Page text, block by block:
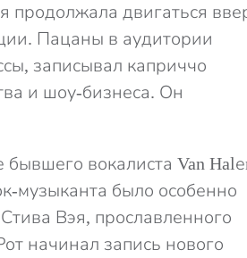
продолжала двигаться
Пацаны в аудитории
записывал каприччо
и шоу-бизнеса. Он
вокалиста Van
музыканта было особенно
Вэя, прославленного
начинал запись нового